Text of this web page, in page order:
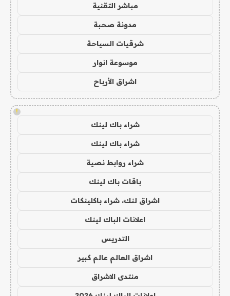
مباشر التقنية
مدونة صحبة
شرقيات السياحة
موسوعة انوار
اشراق الأرباح
!
شراء باك لينك
شراء باك لينك
شراء روابط نصية
باقات باك لينك
اشراق لنك، شراء باكلينكات
اعلانات الباك لينك
التدريس
اشراق العالم عالم كبير
منتدى الاشراق